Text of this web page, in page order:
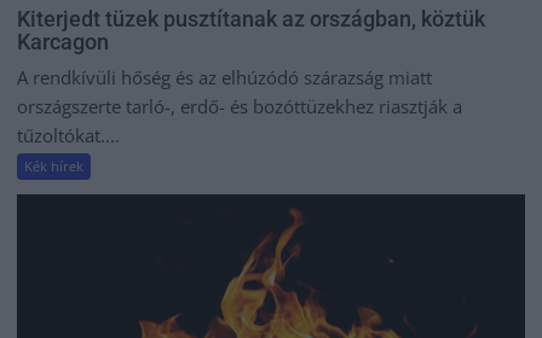
Kiterjedt tüzek pusztítanak az országban, köztük
Karcagon
A rendkívüli hőség és az elhúzódó szárazság miatt
országszerte tarló-, erdő- és bozóttüzekhez riasztják a
tűzoltókat....
Kék hírek